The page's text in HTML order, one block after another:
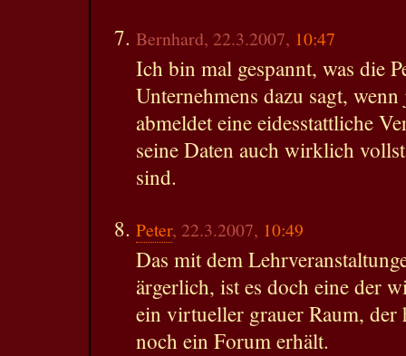
Bernhard, 22.3.2007, 10:47
Ich bin mal gespannt, was die
Unternehmens dazu sagt,
abmeldet eine eidesstattliche
seine Daten auch wirklich
sind.
Peter, 22.3.2007, 10:49
Das mit dem
ärgerlich, ist es doch eine der
ein virtueller grauer Raum, der
noch ein Forum erhält.